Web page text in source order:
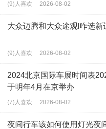
(9)人喜欢 2026-08-02
大众迈腾和大众途观l咋选新
(9)人喜欢 2026-08-02
2024北京国际车展时间表
于明年4月在京举办
(7)人喜欢 2026-08-02
夜间行车该如何使用灯光夜